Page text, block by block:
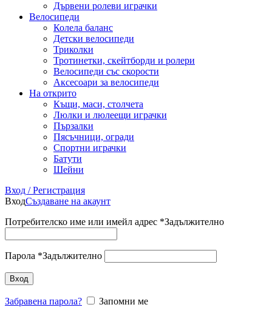
Дървени ролеви играчки
Велосипеди
Колела баланс
Детски велосипеди
Триколки
Тротинетки, скейтборди и ролери
Велосипеди със скорости
Аксесоари за велосипеди
На открито
Къщи, маси, столчета
Люлки и люлеещи играчки
Пързалки
Пясъчници, огради
Спортни играчки
Батути
Шейни
Вход / Регистрация
ВходСъздаване на акаунт
Потребителско име или имейл адрес *Задължително
Парола *Задължително
Вход
Забравена парола?
Запомни ме